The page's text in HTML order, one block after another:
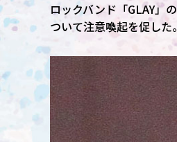
ロックバンド「GLAY」
ついて注意喚起を促した。